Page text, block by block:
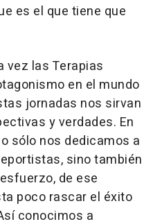
es el que tiene que
vez las Terapias
en el mundo
jornadas nos sirvan
y verdades. En
sólo nos dedicamos a
sino también
de ese
poco rascar el éxito
conocimos a